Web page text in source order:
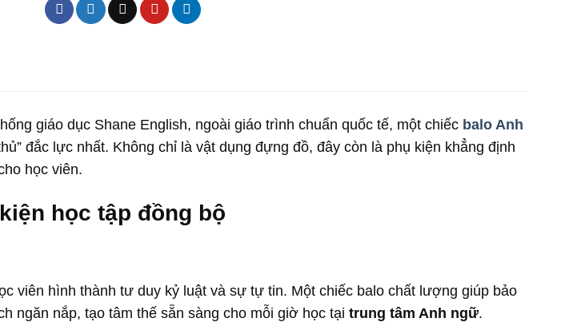
giáo dục Shane English, ngoài giáo trình chuẩn quốc tế, một chiếc balo Anh
đắc lực nhất. Không chỉ là vật dụng đựng đồ, đây còn là phụ kiện khẳng định
học viên.
học tập đồng bộ
viên hình thành tư duy kỷ luật và sự tự tin. Một chiếc balo chất lượng giúp bảo
ngăn nắp, tạo tâm thế sẵn sàng cho mỗi giờ học tại trung tâm Anh ngữ.